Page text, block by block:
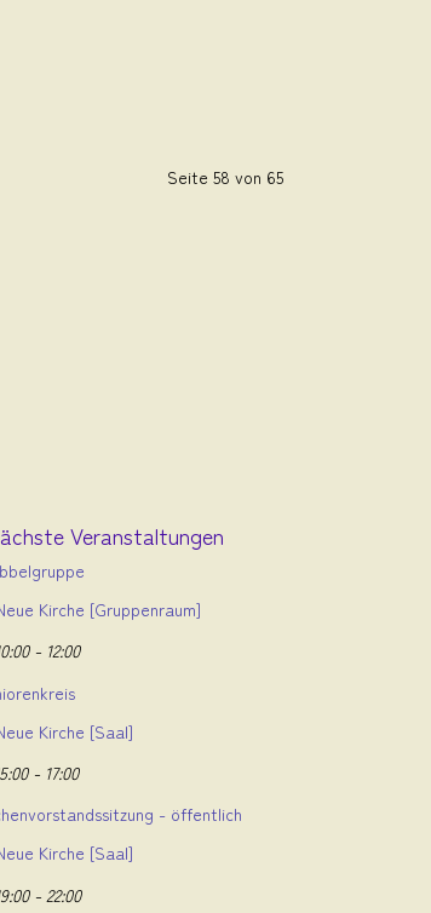
Seite 58 von 65
Veranstaltungen
Kirche [Gruppenraum]
- 12:00
Kirche [Saal]
- 17:00
- öffentlich
Kirche [Saal]
- 22:00